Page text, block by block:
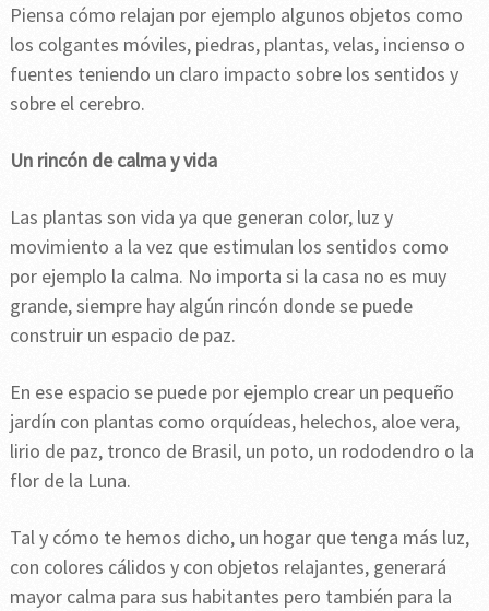
Piensa cómo relajan por ejemplo algunos objetos como
los colgantes móviles, piedras, plantas, velas, incienso o
fuentes teniendo un claro impacto sobre los sentidos y
sobre el cerebro.
Un rincón de calma y vida
Las plantas son vida ya que generan color, luz y
movimiento a la vez que estimulan los sentidos como
por ejemplo la calma. No importa si la casa no es muy
grande, siempre hay algún rincón donde se puede
construir un espacio de paz.
En ese espacio se puede por ejemplo crear un pequeño
jardín con plantas como orquídeas, helechos, aloe vera,
lirio de paz, tronco de Brasil, un poto, un rododendro o la
flor de la Luna.
Tal y cómo te hemos dicho, un hogar que tenga más luz,
con colores cálidos y con objetos relajantes, generará
mayor calma para sus habitantes pero también para la